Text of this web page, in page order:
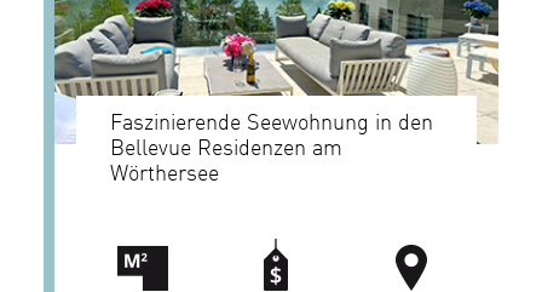
Faszinierende Seewohnung in den
Bellevue Residenzen am
Wörthersee